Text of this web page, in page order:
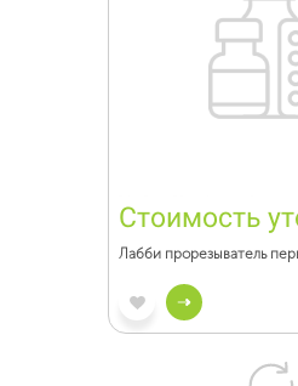
Стоимость
Лабби прорезыватель